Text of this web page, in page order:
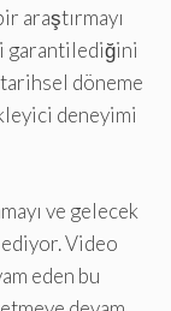
araştırmayı
garantilediğini
döneme
deneyimi
ve gelecek
ediyor. Video
eden bu